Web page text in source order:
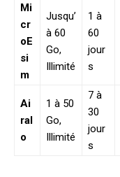
Mi
cr
oE
si
m
Jusqu’
à 60
Go,
Illimité
1 à
60
jour
s
Ai
ral
o
1 à 50
Go,
Illimité
7 à
30
jour
s